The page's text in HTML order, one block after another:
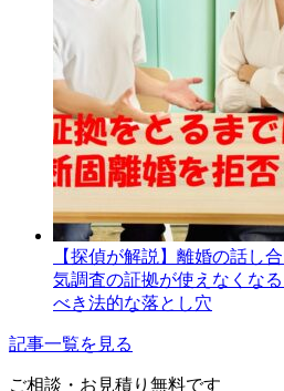
【探偵が解説】離婚の話し
気調査の証拠が使えなくなる
べき法的な落とし穴
記事一覧を見る
ご相談・お見積り 無料です